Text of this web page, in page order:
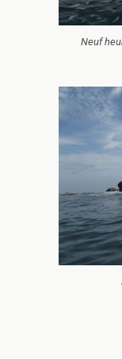
Neuf